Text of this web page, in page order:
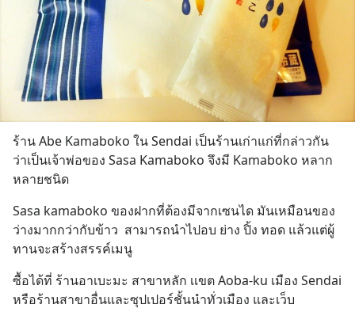
ร้าน Abe Kamaboko ใน Sendai เป็นร้านเก่าแก่ที่กล่าวกัน
ว่าเป็นเจ้าพ่อของ Sasa Kamaboko จึงมี Kamaboko หลาก
หลายชนิด
Sasa kamaboko ของฝากที่ต้องมีจากเซนได มันเหมือนของ
ว่างมากกว่ากับข้าว  สามารถนำไปอบ ย่าง ปิ้ง ทอด แล้วแต่ผู้
ทานจะสร้างสรรค์เมนู
ซื้อได้ที่ ร้านอาเบะมะ สาขาหลัก เเขต Aoba-ku เมือง Sendai
หรือร้านสาขาอื่นและซุปเปอร์ชั้นนำทั่วเมือง และเว็บ